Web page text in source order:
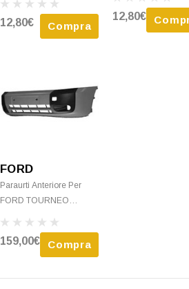
2009-2013, H11, Destro O
Sinistro, Nuovo
12,80€ Compra
2006-2009, H11,
O Sinistro, Nuovo
12,80€
FORD
Paraurti Anteriore Per
FORD TOURNEO
2006-2009, Fori
Fendinebbia, Nuovo
159,00€ Compra